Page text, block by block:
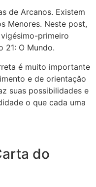
de Arcanos. Existem
Menores. Neste post,
primeiro
21: O Mundo.
é muito importante
e de orientação
suas possibilidades e
o que cada uma
do